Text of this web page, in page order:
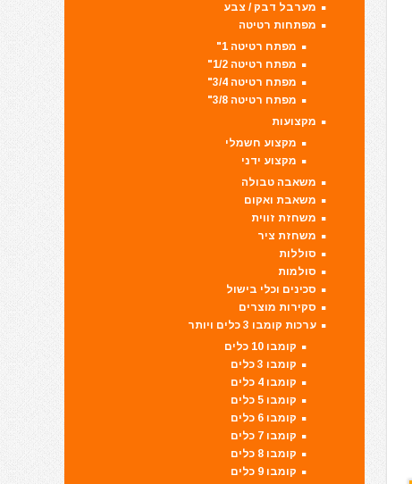
מערבל דבק / צבע
מפתחות רטיטה
מפתח רטיטה 1"
מפתח רטיטה 1/2"
מפתח רטיטה 3/4"
מפתח רטיטה 3/8"
מקצועות
מקצוע חשמלי
מקצוע ידני
משאבה טבולה
משאבת ואקום
משחזת זווית
משחזת ציר
סוללות
סולמות
סכינים וכלי בישול
סקירות מוצרים
ערכות קומבו 3 כלים ויותר
קומבו 10 כלים
קומבו 3 כלים
קומבו 4 כלים
קומבו 5 כלים
קומבו 6 כלים
קומבו 7 כלים
קומבו 8 כלים
קומבו 9 כלים